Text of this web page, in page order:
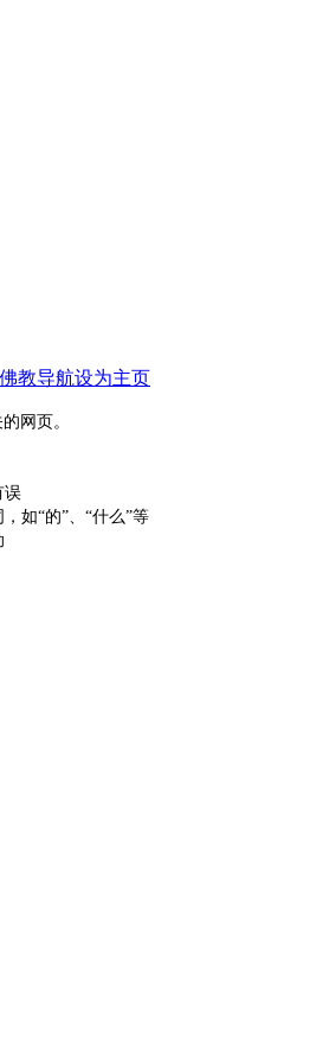
佛教导航设为主页
网页。
误
如“的”、“什么”等